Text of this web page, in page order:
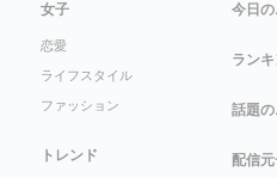
女子
恋愛
ライフスタイル
ファッション
トレンド
今日
ラン
話題
配信